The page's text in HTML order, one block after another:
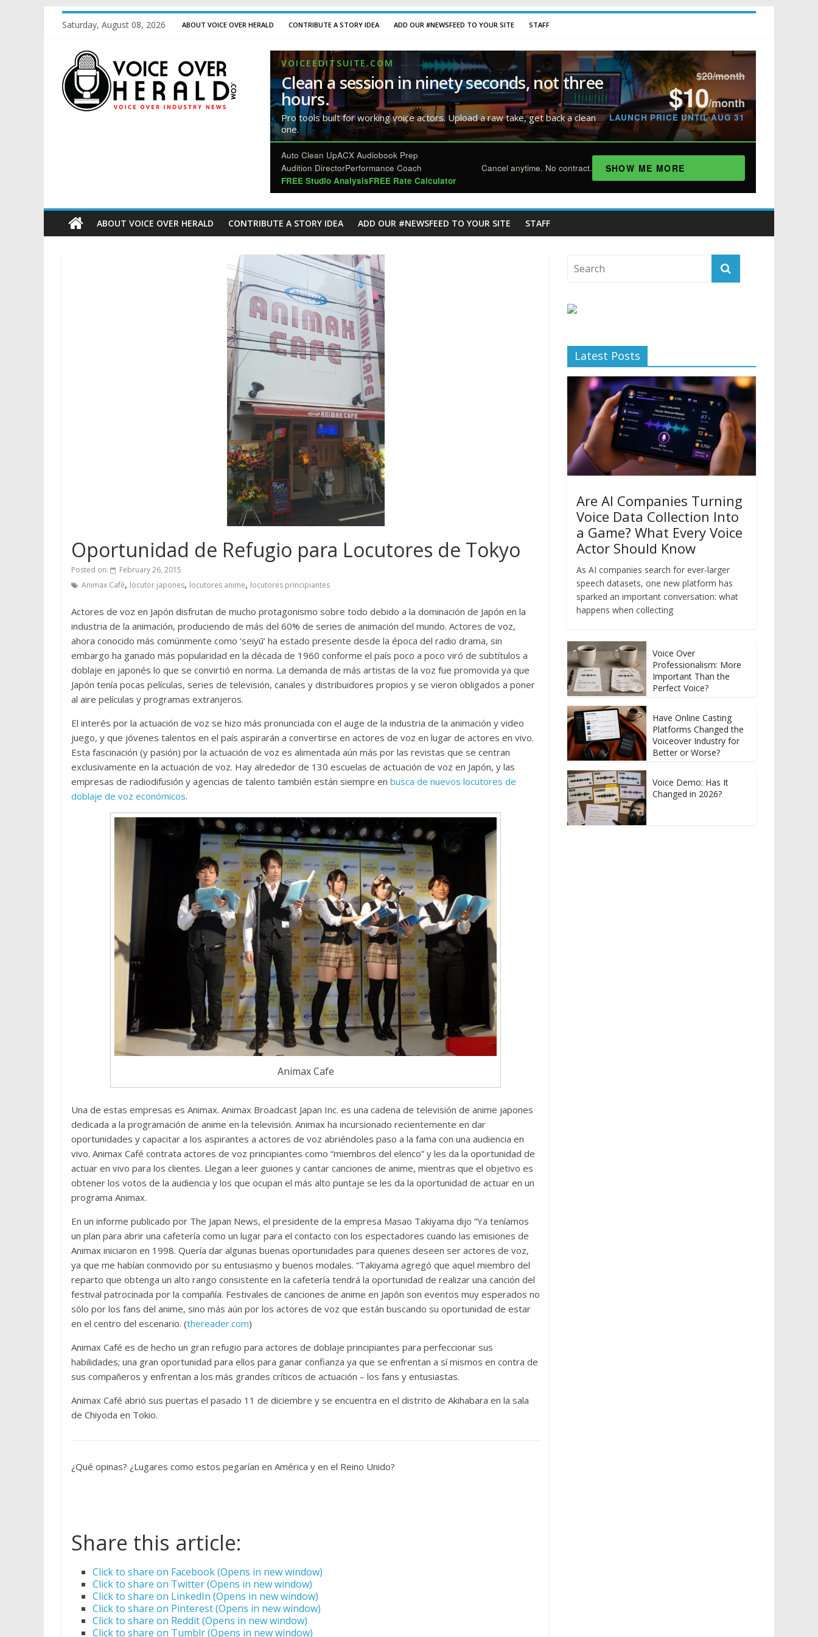
Saturday, August 08, 2026 ABOUT VOICE OVER HERALD CONTRIBUTE A STORY IDEA ADD OUR #NEWSFEED TO YOUR SITE STAFF
VOICEEDITSUITE.COM
Clean a session in ninety seconds, not three
hours.
Pro tools built for working voice actors. Upload a raw take, get back a clean
one.
$20/month
$10/month
LAUNCH PRICE UNTIL AUG 31
Auto Clean UpACX Audiobook Prep
Audition DirectorPerformance Coach
FREE Studio AnalysisFREE Rate Calculator
Cancel anytime. No contract. SHOW ME MORE
ABOUT VOICE OVER HERALD CONTRIBUTE A STORY IDEA ADD OUR #NEWSFEED TO YOUR SITE STAFF
Oportunidad de Refugio para Locutores de Tokyo
Posted on:
February 26, 2015
Animax Café, locutor japones, locutores anime, locutores principiantes
Actores de voz en Japón disfrutan de mucho protagonismo sobre todo debido a la dominación de Japón en la
industria de la animación, produciendo de más del 60% de series de animación del mundo. Actores de voz,
ahora conocido más comúnmente como ‘seiyū’ ha estado presente desde la época del radio drama, sin
embargo ha ganado más popularidad en la década de 1960 conforme el país poco a poco viró de subtítulos a
doblaje en japonés lo que se convirtió en norma. La demanda de más artistas de la voz fue promovida ya que
Japón tenía pocas películas, series de televisión, canales y distribuidores propios y se vieron obligados a poner
al aire películas y programas extranjeros.
El interés por la actuación de voz se hizo más pronunciada con el auge de la industria de la animación y video
juego, y que jóvenes talentos en el país aspirarán a convertirse en actores de voz en lugar de actores en vivo.
Esta fascinación (y pasión) por la actuación de voz es alimentada aún más por las revistas que se centran
exclusivamente en la actuación de voz. Hay alrededor de 130 escuelas de actuación de voz en Japón, y las
empresas de radiodifusión y agencias de talento también están siempre en busca de nuevos locutores de
doblaje de voz económicos.
Animax Cafe
Una de estas empresas es Animax. Animax Broadcast Japan Inc. es una cadena de televisión de anime japones
dedicada a la programación de anime en la televisión. Animax ha incursionado recientemente en dar
oportunidades y capacitar a los aspirantes a actores de voz abriéndoles paso a la fama con una audiencia en
vivo. Animax Café contrata actores de voz principiantes como “miembros del elenco” y les da la oportunidad de
actuar en vivo para los clientes. Llegan a leer guiones y cantar canciones de anime, mientras que el objetivo es
obtener los votos de la audiencia y los que ocupan el más alto puntaje se les da la oportunidad de actuar en un
programa Animax.
En un informe publicado por The Japan News, el presidente de la empresa Masao Takiyama dijo “Ya teníamos
un plan para abrir una cafetería como un lugar para el contacto con los espectadores cuando las emisiones de
Animax iniciaron en 1998. Quería dar algunas buenas oportunidades para quienes deseen ser actores de voz,
ya que me habían conmovido por su entusiasmo y buenos modales. “Takiyama agregó que aquel miembro del
reparto que obtenga un alto rango consistente en la cafetería tendrá la oportunidad de realizar una canción del
festival patrocinada por la compañía. Festivales de canciones de anime en Japón son eventos muy esperados no
sólo por los fans del anime, sino más aún por los actores de voz que están buscando su oportunidad de estar
en el centro del escenario. (thereader.com)
Animax Café es de hecho un gran refugio para actores de doblaje principiantes para perfeccionar sus
habilidades; una gran oportunidad para ellos para ganar confianza ya que se enfrentan a sí mismos en contra de
sus compañeros y enfrentan a los más grandes críticos de actuación – los fans y entusiastas.
Animax Café abrió sus puertas el pasado 11 de diciembre y se encuentra en el distrito de Akihabara en la sala
de Chiyoda en Tokio.
¿Qué opinas? ¿Lugares como estos pegarían en América y en el Reino Unido?
Share this article:
Click to share on Facebook (Opens in new window)
Click to share on Twitter (Opens in new window)
Click to share on LinkedIn (Opens in new window)
Click to share on Pinterest (Opens in new window)
Click to share on Reddit (Opens in new window)
Click to share on Tumblr (Opens in new window)
Latest Posts
Are AI Companies Turning
Voice Data Collection Into
a Game? What Every Voice
Actor Should Know
As AI companies search for ever-larger
speech datasets, one new platform has
sparked an important conversation: what
happens when collecting
Voice Over
Professionalism: More
Important Than the
Perfect Voice?
Have Online Casting
Platforms Changed the
Voiceover Industry for
Better or Worse?
Voice Demo: Has It
Changed in 2026?